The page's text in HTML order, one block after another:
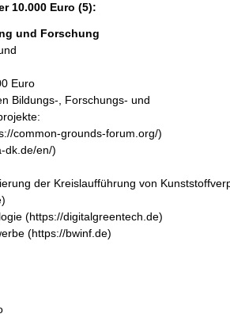
10.000 Euro (5):
und Forschung
Euro
Bildungs-, Forschungs- und
common-grounds-forum.org/)
dk.de/en/)
der Kreislaufführung von
(https://digitalgreentech.de)
(https://bwinf.de)